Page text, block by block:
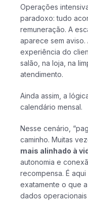
Operações
paradoxo: tudo
remuneração. A
aparece sem
experiência do
salão, na loja, na
atendimento.
Ainda assim, a
calendário mensal.
Nesse cenário,
caminho. Muitas
mais alinhado à
autonomia e
recompensa. É
exatamente o que
dados